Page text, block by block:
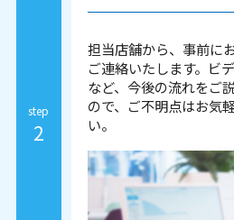
step
2
担当店舗から、事前に
ご連絡いたします。ビ
など、今後の流れをご
ので、ご不明点はお気
い。